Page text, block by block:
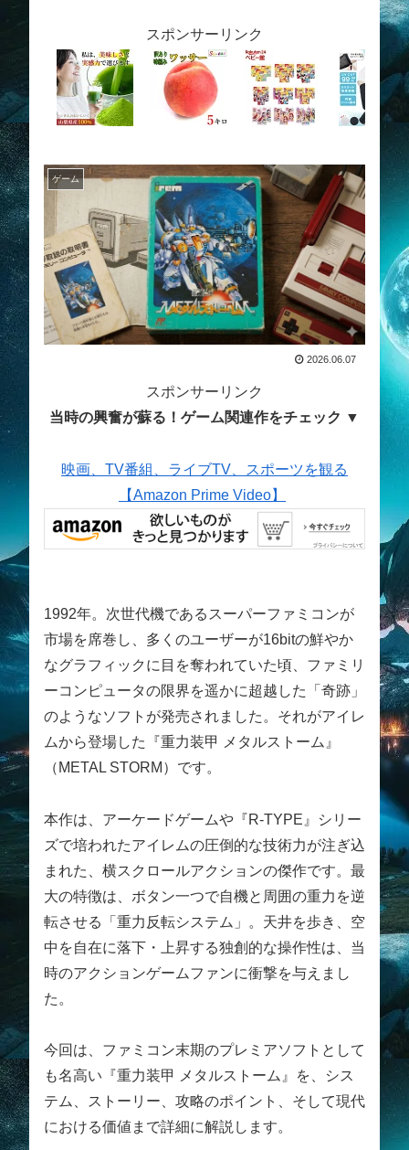
スポンサーリンク
ゲーム
2026.06.07
スポンサーリンク
当時の興奮が蘇る！ゲーム関連作をチェック ▼
映画、TV番組、ライブTV、スポーツを観る
【Amazon Prime Video】
1992年。次世代機であるスーパーファミコンが
市場を席巻し、多くのユーザーが16bitの鮮やか
なグラフィックに目を奪われていた頃、ファミリ
ーコンピュータの限界を遥かに超越した「奇跡」
のようなソフトが発売されました。それがアイレ
ムから登場した『重力装甲 メタルストーム』
（METAL STORM）です。
本作は、アーケードゲームや『R-TYPE』シリー
ズで培われたアイレムの圧倒的な技術力が注ぎ込
まれた、横スクロールアクションの傑作です。最
大の特徴は、ボタン一つで自機と周囲の重力を逆
転させる「重力反転システム」。天井を歩き、空
中を自在に落下・上昇する独創的な操作性は、当
時のアクションゲームファンに衝撃を与えまし
た。
今回は、ファミコン末期のプレミアソフトとして
も名高い『重力装甲 メタルストーム』を、シス
テム、ストーリー、攻略のポイント、そして現代
における価値まで詳細に解説します。